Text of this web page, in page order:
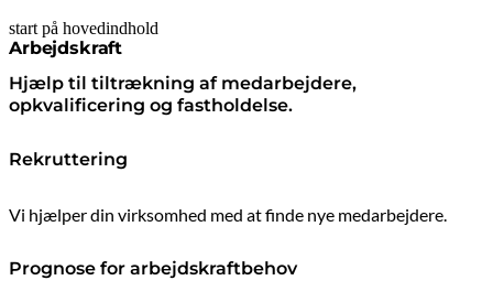
start på hovedindhold
Arbejdskraft
Hjælp til tiltrækning af medarbejdere,
opkvalificering og fastholdelse.
senest opdateret 10. februar 2026
Rekruttering
Vi hjælper din virksomhed med at finde nye medarbejdere.
Prognose for arbejdskraftbehov